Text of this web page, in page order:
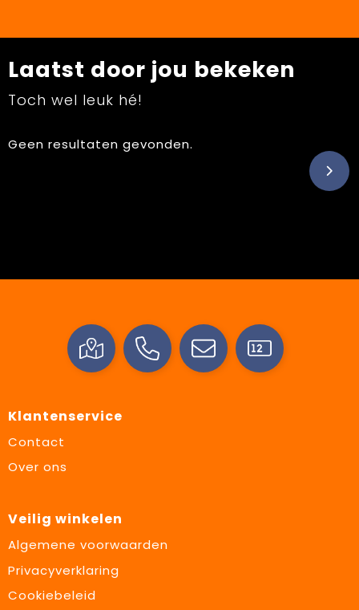
Laatst door jou bekeken
Toch wel leuk hé!
Geen resultaten gevonden.
Klantenservice
Contact
Over ons
Veilig winkelen
Algemene voorwaarden
Privacyverklaring
Cookiebeleid